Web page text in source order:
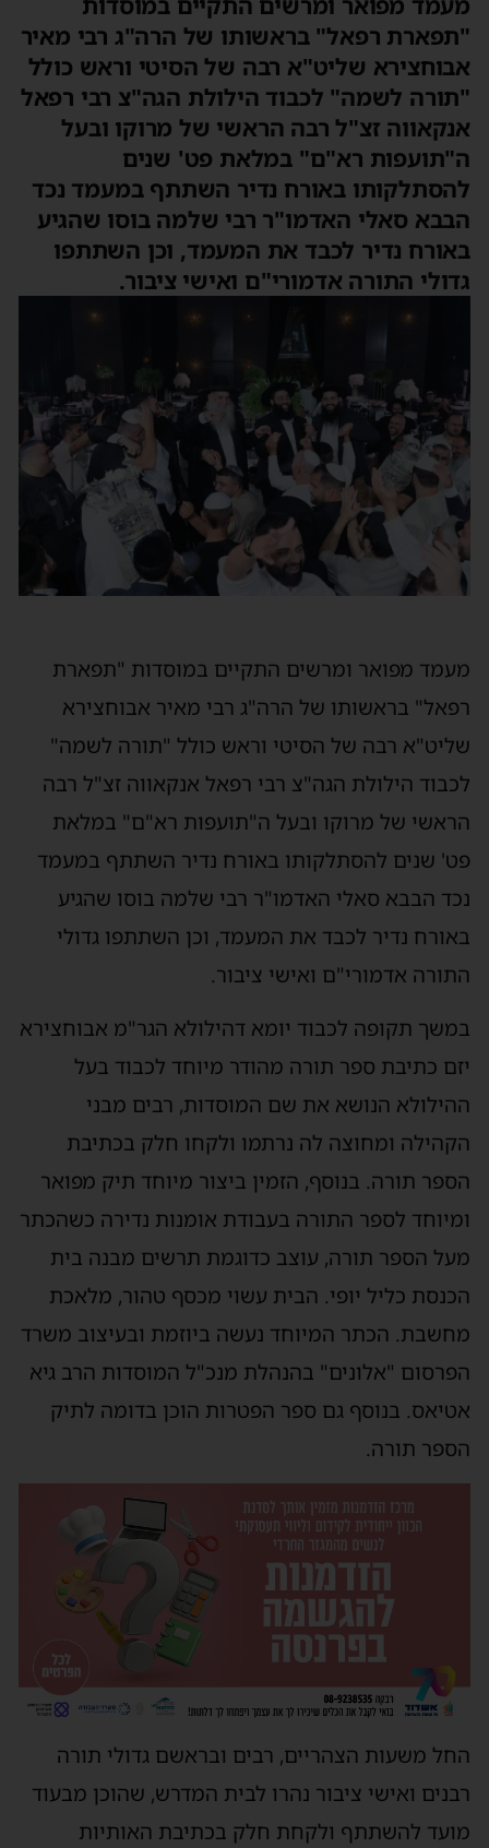
רפאל" בראשותו של הרה"ג רבי מאיר
שליט"א רבה של הסיטי וראש כולל
לשמה" לכבוד הילולת הגה"צ רבי רפאל
זצ"ל רבה הראשי של מרוקו ובעל
רא"ם" במלאת פט' שנים
באורח נדיר השתתף במעמד נכד
סאלי האדמו"ר רבי שלמה בוסו שהגיע
נדיר לכבד את המעמד, וכן השתתפו
התורה אדמורי"ם ואישי ציבור.
מפואר ומרשים התקיים במוסדות "תפארת
בראשותו של הרה"ג רבי מאיר אבוחצירא
רבה של הסיטי וראש כולל "תורה לשמה"
הילולת הגה"צ רבי רפאל אנקאווה זצ"ל רבה
של מרוקו ובעל ה"תועפות רא"ם" במלאת
שנים להסתלקותו באורח נדיר השתתף במעמד
הבבא סאלי האדמו"ר רבי שלמה בוסו שהגיע
נדיר לכבד את המעמד, וכן השתתפו גדולי
אדמורי"ם ואישי ציבור.
תקופה לכבוד יומא דהילולא הגר"מ אבוחצירא
כתיבת ספר תורה מהודר מיוחד לכבוד בעל
הנושא את שם המוסדות, רבים מבני
ומחוצה לה נרתמו ולקחו חלק בכתיבת
תורה. בנוסף, הזמין ביצור מיוחד תיק מפואר
לספר התורה בעבודת אומנות נדירה כשהכתר
הספר תורה, עוצב כדוגמת תרשים מבנה בית
כליל יופי. הבית עשוי מכסף טהור, מלאכת
הכתר המיוחד נעשה ביוזמת ובעיצוב משרד
"אלונים" בהנהלת מנכ"ל המוסדות הרב גיא
בנוסף גם ספר הפטרות הוכן בדומה לתיק
תורה.
משעות הצהריים, רבים ובראשם גדולי תורה
ואישי ציבור נהרו לבית המדרש, שהוכן מבעוד
להשתתף ולקחת חלק בכתיבת האותיות